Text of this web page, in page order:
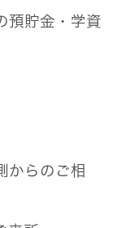
貯金・学資
からのご相